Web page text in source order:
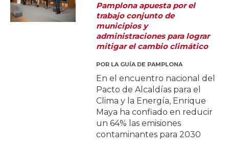
Pamplona apuesta por el
trabajo conjunto de
municipios y
administraciones para lograr
mitigar el cambio climático
POR LA GUÍA DE PAMPLONA
En el encuentro nacional del
Pacto de Alcaldías para el
Clima y la Energía, Enrique
Maya ha confiado en reducir
un 64% las emisiones
contaminantes para 2030